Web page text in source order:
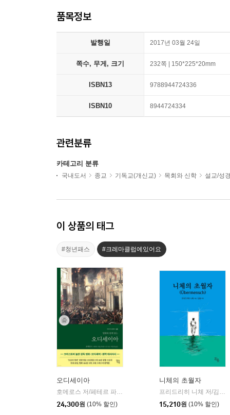
품목정보
발행일 2017년 03월 24일
쪽수, 무게, 크기 232쪽 | 150*225*20mm
ISBN13 9788944724336
ISBN10 8944724334
관련분류
카테고리 분류
국내도서 종교 기독교(개신교) 목회와 신학 설교/성
이 상품의 태그
#청년패스 #크레마클럽에있어요
오디세이아
호메로스 저/페테르 파울 루벤스 그림/박문재 역 |
현대지성
24,300원 (10% 할인)
니체의 초월자
프리드리히 니체 저/김철 편역
15,210원 (10% 할인)